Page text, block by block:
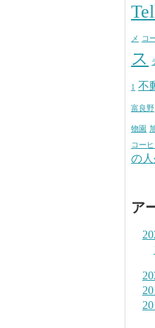
メ コ
ス
1 不
富良野
物園
コー
の
ア